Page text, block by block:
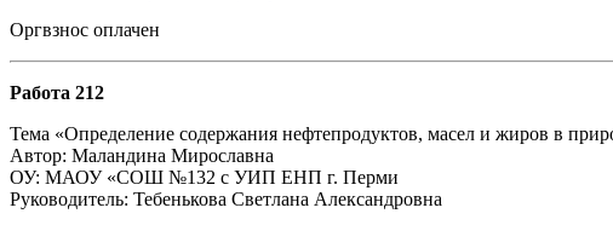
Оргвзнос оплачен
Работа 212
Тема «Определение содержания нефтепродуктов, масел и жиров в
Автор: Маландина Мирославна
ОУ: МАОУ «СОШ №132 с УИП ЕНП г. Перми
Руководитель: Тебенькова Светлана Александровна